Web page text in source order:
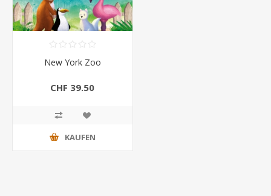
New York Zoo
CHF 39.50
KAUFEN